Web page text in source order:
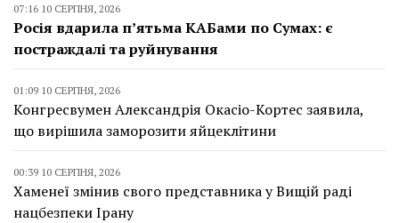
07:16 10 СЕРПНЯ, 2026
Росія вдарила п’ятьма КАБами по Сумах: є
постраждалі та руйнування
01:09 10 СЕРПНЯ, 2026
Конгресвумен Александрія Окасіо-Кортес заявила,
що вирішила заморозити яйцеклітини
00:39 10 СЕРПНЯ, 2026
Хаменеї змінив свого представника у Вищій раді
нацбезпеки Ірану